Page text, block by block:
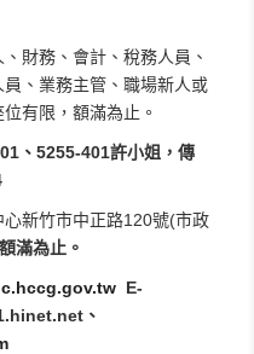
財務、會計、稅務人員、
、業務主管、職場新人或
有限，額滿為止。
、 5255-401許小姐，傳
新竹市中正路120號(市政
滿為止。
E-
、